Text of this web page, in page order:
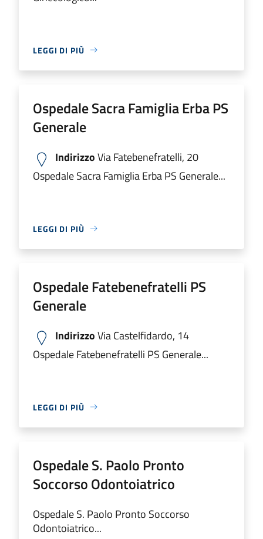
LEGGI DI PIÙ
Ospedale Sacra Famiglia Erba PS
Generale
IndirizzoVia Fatebenefratelli, 20
Ospedale Sacra Famiglia Erba PS Generale...
LEGGI DI PIÙ
Ospedale Fatebenefratelli PS
Generale
IndirizzoVia Castelfidardo, 14
Ospedale Fatebenefratelli PS Generale...
LEGGI DI PIÙ
Ospedale S. Paolo Pronto
Soccorso Odontoiatrico
Ospedale S. Paolo Pronto Soccorso
Odontoiatrico...